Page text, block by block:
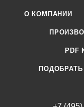
О КОМПАНИИ
PDF